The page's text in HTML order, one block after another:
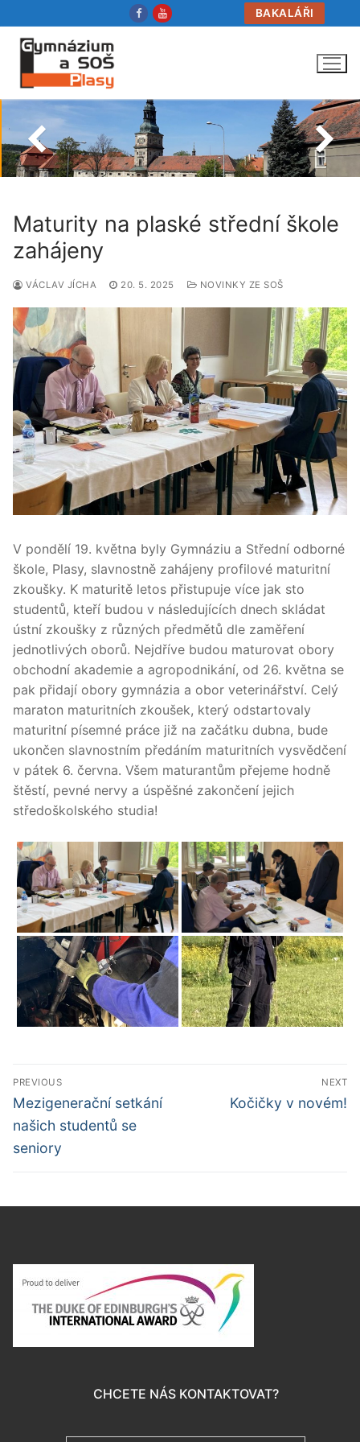
na
obsah
BAKALÁŘI
Maturity na plaské střední škole
zahájeny
VÁCLAV JÍCHA 20. 5. 2025 NOVINKY ZE SOŠ
V pondělí 19. května byly Gymnáziu a Střední odborné
škole, Plasy, slavnostně zahájeny profilové maturitní
zkoušky. K maturitě letos přistupuje více jak sto
studentů, kteří budou v následujících dnech skládat
ústní zkoušky z různých předmětů dle zaměření
jednotlivých oborů. Nejdříve budou maturovat obory
obchodní akademie a agropodnikání, od 26. května se
pak přidají obory gymnázia a obor veterinářství. Celý
maraton maturitních zkoušek, který odstartovaly
maturitní písemné práce již na začátku dubna, bude
ukončen slavnostním předáním maturitních vysvědčení
v pátek 6. června. Všem maturantům přejeme hodně
štěstí, pevné nervy a úspěšné zakončení jejich
středoškolského studia!
Navigace
pro
příspěvek
PREVIOUS
Předchozí
příspěvek
Mezigenerační setkání
našich studentů se
seniory
NEXT
Další
Kočičky v novém!
CHCETE NÁS KONTAKTOVAT?